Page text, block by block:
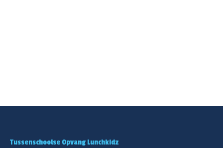
Tussenschoolse Opvang Lunchkidz